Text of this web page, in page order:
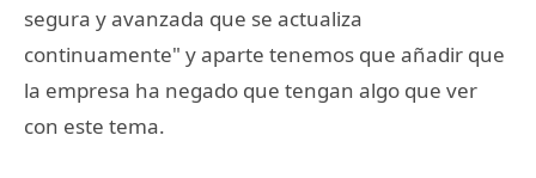
segura y avanzada que se actualiza
continuamente" y aparte tenemos que añadir que
la empresa ha negado que tengan algo que ver
con este tema.